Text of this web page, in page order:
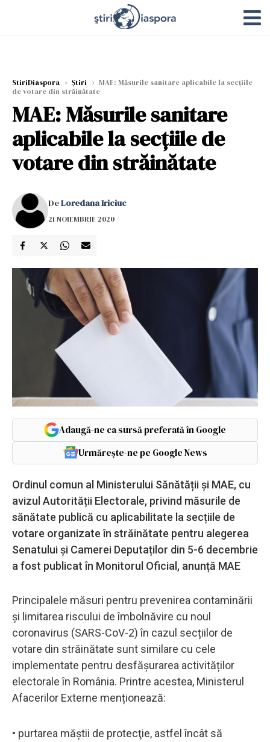
StiriDiaspora › Știri › MAE: Măsurile sanitare aplicabile la secțiile
de votare din străinătate
MAE: Măsurile sanitare
aplicabile la secțiile de
votare din străinătate
DeLoredana Iriciuc
21 NOIEMBRIE 2020
Adaugă-ne ca sursă preferată în Google
Urmărește-ne pe Google News
Ordinul comun al Ministerului Sănătății și MAE, cu
avizul Autorității Electorale, privind măsurile de
sănătate publică cu aplicabilitate la secțiile de
votare organizate în străinătate pentru alegerea
Senatului și Camerei Deputaților din 5-6 decembrie
a fost publicat în Monitorul Oficial, anunță MAE
Principalele măsuri pentru prevenirea contaminării
şi limitarea riscului de îmbolnăvire cu noul
coronavirus (SARS-CoV-2) în cazul secțiilor de
votare din străinătate sunt similare cu cele
implementate pentru desfășurarea activităților
electorale în România. Printre acestea, Ministerul
Afacerilor Externe menționează:
• purtarea măştii de protecţie, astfel încât să